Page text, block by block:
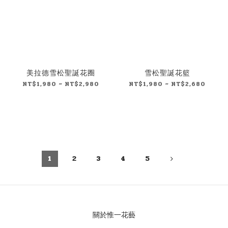
美拉德雪松聖誕花圈
NT$1,980 ~ NT$2,980
雪松聖誕花籃
NT$1,980 ~ NT$2,680
1 2 3 4 5
關於惟一花藝